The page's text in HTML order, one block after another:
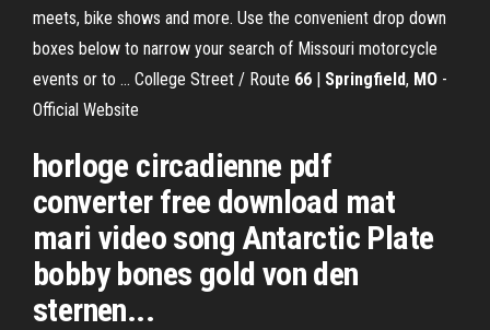
meets, bike shows and more. Use the convenient drop down
boxes below to narrow your search of Missouri motorcycle
events or to ... College Street / Route 66 | Springfield, MO -
Official Website
horloge circadienne pdf
converter free download mat
mari video song Antarctic Plate
bobby bones gold von den
sternen...